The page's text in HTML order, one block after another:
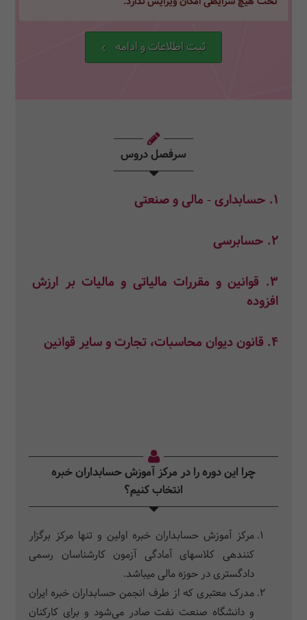
ثبت اطلاعات و ادامه
سرفصل دروس
1. حسابداری - مالی و صنعتی
2. حسابرسی
3. قوانین و مقررات مالیاتی و مالیات بر ارزش
افزوده
4. قانون دیوان محاسبات، تجارت و سایر قوانین
چرا این دوره را در مرکز آموزش حسابداران خبره
انتخاب کنیم؟
مرکز آموزش حسابداران خبره اولین و تنها مرکز برگزار
کننده‎ی کلاس‎های آمادگی آزمون کارشناسان رسمی
دادگستری در حوزه مالی می‎باشد.
مدرک معتبری که از طرف انجمن حسابداران خبره ایران
و دانشگاه صنعت نفت صادر می‌شود و برای کارکنان